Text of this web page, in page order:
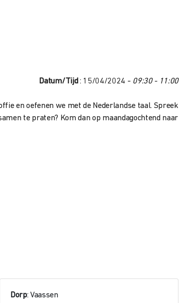
Datum/Tijd : 15/04/2024 - 09:30 - 11:00
en oefenen we met de Nederlandse taal. Spreek
te praten? Kom dan op maandagochtend naar
Dorp: Vaassen